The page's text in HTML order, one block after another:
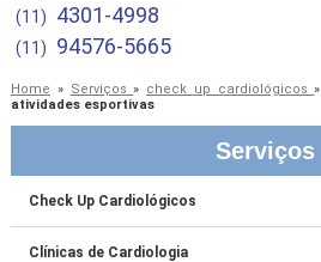
(11) 4301-4998
(11) 94576-5665
Home » Serviços» check up cardiológicos»
atividades esportivas
Serviços
Check Up Cardiológicos
Clínicas de Cardiologia